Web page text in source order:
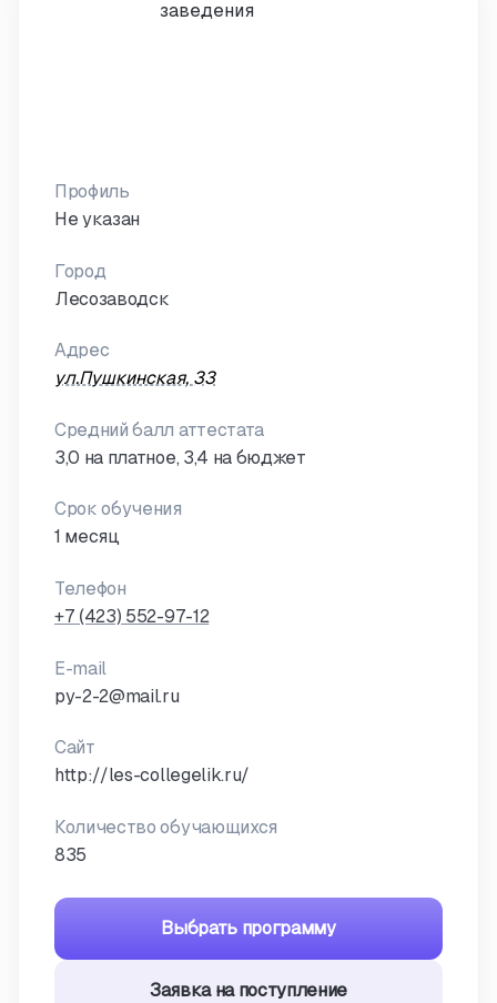
Профиль
Не указан
Город
Лесозаводск
Адрес
ул.Пушкинская, 33
Средний балл аттестата
3,0 на платное, 3,4 на бюджет
Срок обучения
1 месяц
Телефон
+7 (423) 552-97-12
E-mail
py-2-2@mail.ru
Сайт
http://les-collegelik.ru/
Количество обучающихся
835
Выбрать программу
Заявка на поступление